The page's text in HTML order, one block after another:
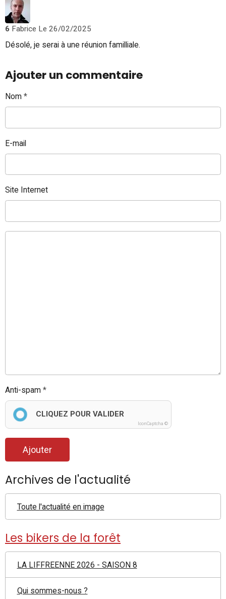
6 Fabrice Le 26/02/2025
Désolé, je serai à une réunion familliale.
Ajouter un commentaire
Nom
E-mail
Site Internet
Anti-spam
CLIQUEZ POUR VALIDER
IconCaptcha ©
Ajouter
Archives de l'actualité
Toute l'actualité en image
Les bikers de la forêt
LA LIFFREENNE 2026 - SAISON 8
Qui sommes-nous ?